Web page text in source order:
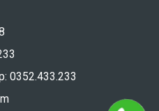
0352.433.233